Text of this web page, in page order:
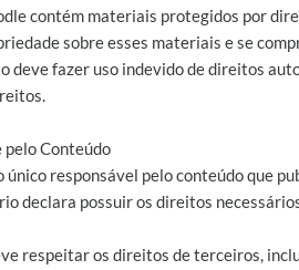
contém materiais protegidos por
sobre esses materiais e se
deve fazer uso indevido de direitos
pelo Conteúdo
único responsável pelo conteúdo que
declara possuir os direitos
respeitar os direitos de terceiros,